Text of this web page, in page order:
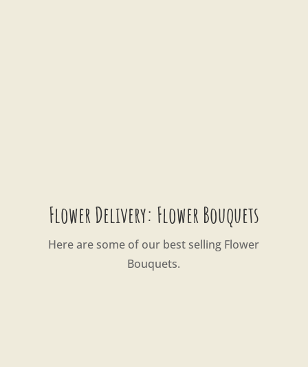
Flower Delivery: Flower Bouquets
Here are some of our best selling Flower
Bouquets.